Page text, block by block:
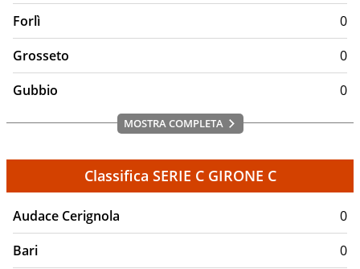
Forlì
0
Grosseto
0
Gubbio
0
MOSTRA COMPLETA
Classifica SERIE C GIRONE C
Audace Cerignola
0
Bari
0